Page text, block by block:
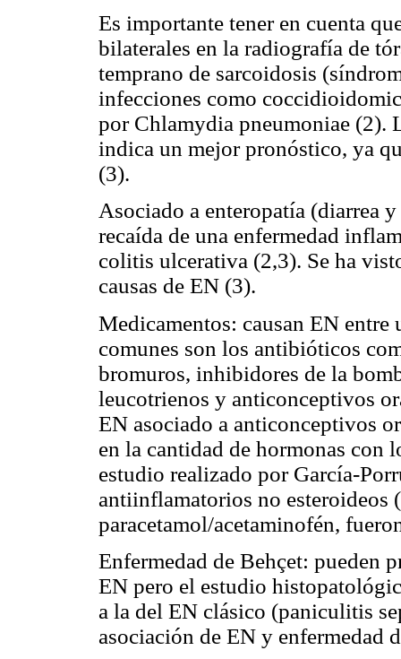
Es importante tener en cuenta
bilaterales en la radiografía de
temprano de sarcoidosis
infecciones como
por Chlamydia pneumoniae (2).
indica un mejor pronóstico, ya
(3).
Asociado a enteropatía (diarrea
recaída de una enfermedad
colitis ulcerativa (2,3). Se ha
causas de EN (3).
Medicamentos: causan EN entre
comunes son los antibióticos
bromuros, inhibidores de la
leucotrienos y anticonceptivos
EN asociado a anticonceptivos
en la cantidad de hormonas con
estudio realizado por García-
antiinflamatorios no esteroideos
paracetamol/acetaminofén,
Enfermedad de Behçet: pueden
EN pero el estudio
a la del EN clásico (paniculitis
asociación de EN y enfermedad